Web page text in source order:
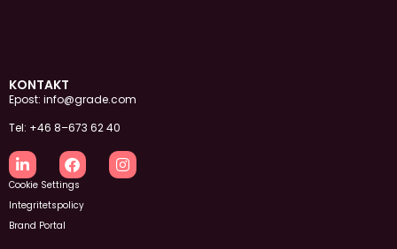
KONTAKT
Epost: info@grade.com
Tel: +46 8–673 62 40
Cookie Settings
Integritetspolicy
Brand Portal